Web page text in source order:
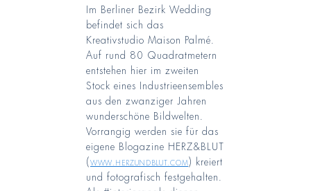
Im Berliner Bezirk Wedding
befindet sich das
Kreativstudio Maison Palmé.
Auf rund 80 Quadratmetern
entstehen hier im zweiten
Stock eines Industrieensembles
aus den zwanziger Jahren
wunderschöne Bildwelten.
Vorrangig werden sie für das
eigene Blogazine HERZ&BLUT
(www.herzundblut.com) kreiert
und fotografisch festgehalten.